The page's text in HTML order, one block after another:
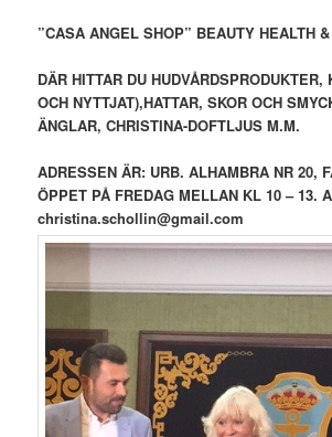
”CASA ANGEL SHOP” BEAUTY HEALTH
DÄR HITTAR DU HUDVÅRDSPRODUKTER,
OCH NYTTJAT),HATTAR, SKOR OCH
ÄNGLAR, CHRISTINA-DOFTLJUS M.M.
ADRESSEN ÄR: URB. ALHAMBRA NR 20,
ÖPPET PÅ FREDAG MELLAN KL 10 – 13.
christina.schollin@gmail.com